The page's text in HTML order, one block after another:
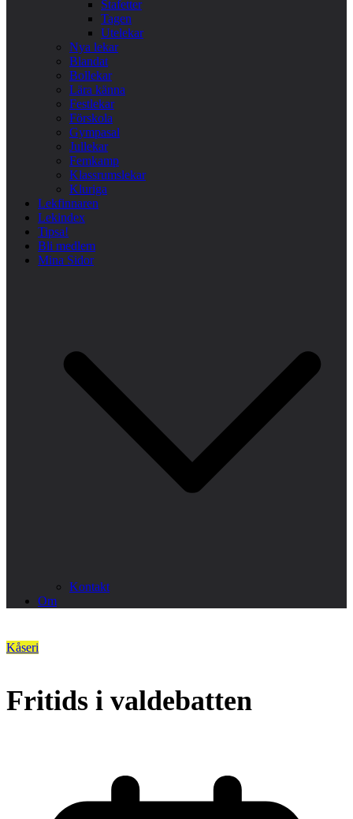
Stafetter
Tagen
Utelekar
Nya lekar
Blandat
Bollekar
Lära känna
Festlekar
Förskola
Gympasal
Jullekar
Femkamp
Klassrumslekar
Kluriga
Lekfinnaren
Lekindex
Tipsa!
Bli medlem
Mina Sidor
Kontakt
Om
Kåseri
Fritids i valdebatten